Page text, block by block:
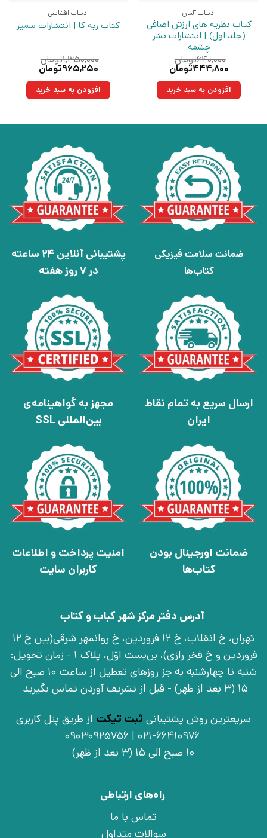
ادبیات آلمان
کتاب نظریه های ارزش اضافی
(جلد اول) | انتشارات نشر
چشمه
۶۴۰,۰۰۰تومان
قیمت
۶۴۰,۰۰۰تومان
بود.
۴۴۴,۸۰۰تومان
۴۴۴,۸۰۰تومان.افزودن به سبد خرید
ادبیات اقتباسی
کتاب ربه کا | انتشارات سمیر
۱,۳۵۰,۰۰۰تومان
قیمت
۱,۳۵۰,۰۰۰تومان
بود.
۹۶۵,۲۵۰تومان
۹۶۵,۲۵۰تومان.افزودن به سبد خرید
ضمانت سلامت فیزیکی
کتاب‌ها
پشتیبانی آنلاین 24 ساعته
در 7 روز هفته
ارسال سریع به تمام نقاط
ایران
مجهز به گواهینامه‌ی
بین‌المللی SSL
ضمانت اورجینال بودن
کتاب‌ها
امنیت پرداخت و اطلاعات
کاربران سایت
آدرس دفتر مرکز شهر کباب و کتاب
تهران، خ انقلاب، خ 12 فروردین، خ روانمهر شرقی(بین خ 12
فروردین و خ فخر رازی)، بن‌بست اوّل، پلاک 1 - زمان تحویل:
شنبه تا چهارشنبه به جز روزهای تعطیل از ساعت 10 صبح الی
15 (3 بعد از ظهر) - قبل از تشریف آوردن تماس بگیرید
سریعترین روش پشتیبانی ثبت تیکت از طریق پنل کاربری
021-66410976 | 09030925756
10 صبح الی 15 (3 بعد از ظهر)
راه‌های ارتباطی
تماس با ما
سوالات متداول